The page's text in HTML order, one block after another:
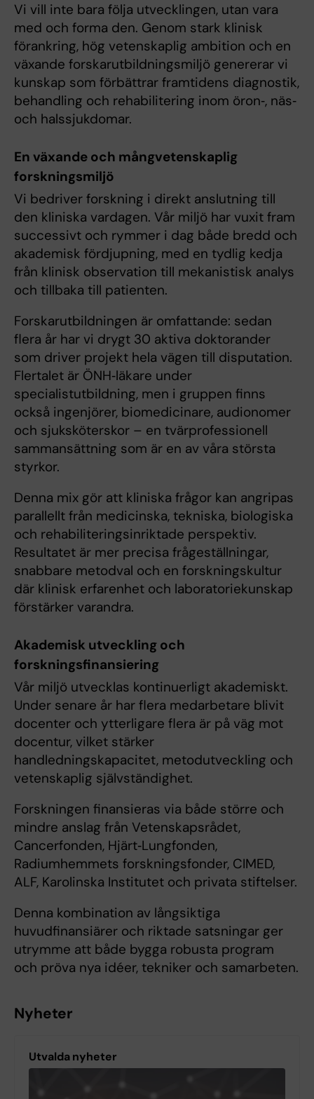
Vi vill inte bara följa utvecklingen, utan vara
med och forma den. Genom stark klinisk
förankring, hög vetenskaplig ambition och en
växande forskarutbildningsmiljö genererar vi
kunskap som förbättrar framtidens diagnostik,
behandling och rehabilitering inom öron‑, näs‑
och halssjukdomar.
En växande och mångvetenskaplig
forskningsmiljö
Vi bedriver forskning i direkt anslutning till
den kliniska vardagen. Vår miljö har vuxit fram
successivt och rymmer i dag både bredd och
akademisk fördjupning, med en tydlig kedja
från klinisk observation till mekanistisk analys
och tillbaka till patienten.
Forskarutbildningen är omfattande: sedan
flera år har vi drygt 30 aktiva doktorander
som driver projekt hela vägen till disputation.
Flertalet är ÖNH‑läkare under
specialistutbildning, men i gruppen finns
också ingenjörer, biomedicinare, audionomer
och sjuksköterskor – en tvärprofessionell
sammansättning som är en av våra största
styrkor.
Denna mix gör att kliniska frågor kan angripas
parallellt från medicinska, tekniska, biologiska
och rehabiliteringsinriktade perspektiv.
Resultatet är mer precisa frågeställningar,
snabbare metodval och en forskningskultur
där klinisk erfarenhet och laboratoriekunskap
förstärker varandra.
Akademisk utveckling och
forskningsfinansiering
Vår miljö utvecklas kontinuerligt akademiskt.
Under senare år har flera medarbetare blivit
docenter och ytterligare flera är på väg mot
docentur, vilket stärker
handledningskapacitet, metodutveckling och
vetenskaplig självständighet.
Forskningen finansieras via både större och
mindre anslag från Vetenskapsrådet,
Cancerfonden, Hjärt‑Lungfonden,
Radiumhemmets forskningsfonder, CIMED,
ALF, Karolinska Institutet och privata stiftelser.
Denna kombination av långsiktiga
huvudfinansiärer och riktade satsningar ger
utrymme att både bygga robusta program
och pröva nya idéer, tekniker och samarbeten.
Nyheter
Utvalda nyheter